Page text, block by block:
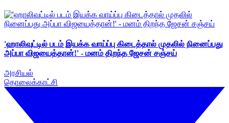
'ஹாலிவுட்டில் படம் இயக்க வாய்ப்பு கிடைத்தால் முதலில் நினைப்பது
அப்பா விஜயைத்தான்!' - மனம் திறந்த ஜேசன் சஞ்சய்
அரசியல்
தொலைக்காட்சி